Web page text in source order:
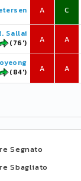
A
Sallai
(76')
A
(84')
A
C
A
A
Segnato
Sbagliato